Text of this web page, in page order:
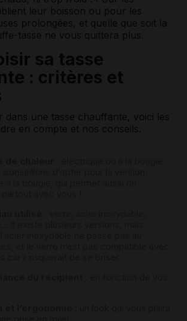
leur boisson ou pour les
prolongées, et quelle que soit la
tasse ne vous quittera plus.
sa tasse
: critères et
dans une tasse chauffante, voici les
en compte et nos conseils.